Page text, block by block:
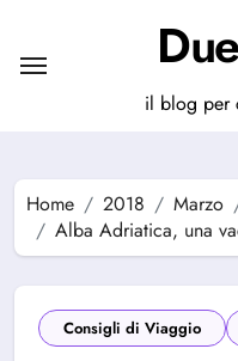
contenuto
il blog per
Home 2018 Marzo
Alba Adriatica, una
Consigli di Viaggio